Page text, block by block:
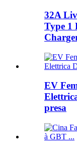
32A
Type 1
EV
presa